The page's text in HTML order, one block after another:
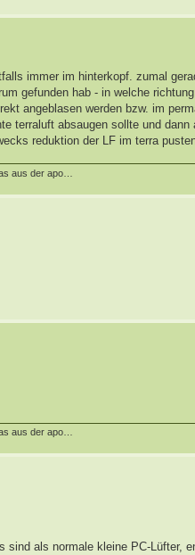
immer im hinterkopf. zumal
gefunden hab - in welche
angeblasen werden bzw. im
terraluft absaugen sollte und
reduktion der LF im terra
aus der apo…
aus der apo…
als normale kleine PC-Lüfter,